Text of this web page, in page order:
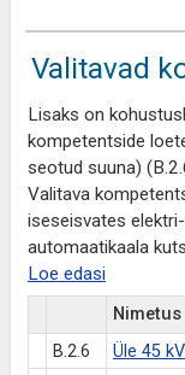
Valitavad
Lisaks on
kompetentside
seotud suuna)
Valitava
iseseisvates
automaatikaala
Loe edasi
Nimetus
B.2.6
Üle 45